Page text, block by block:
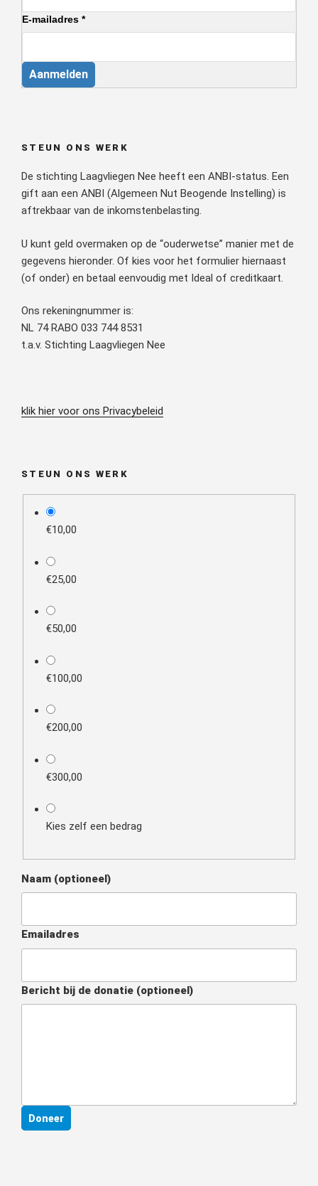
E-mailadres *
Aanmelden
STEUN ONS WERK
De stichting Laagvliegen Nee heeft een ANBI-status. Een
gift aan een ANBI (Algemeen Nut Beogende Instelling) is
aftrekbaar van de inkomstenbelasting.
U kunt geld overmaken op de “ouderwetse” manier met de
gegevens hieronder. Of kies voor het formulier hiernaast
(of onder) en betaal eenvoudig met Ideal of creditkaart.
Ons rekeningnummer is:
NL 74 RABO 033 744 8531
t.a.v. Stichting Laagvliegen Nee
klik hier voor ons Privacybeleid
STEUN ONS WERK
plan_select
€10,00
€25,00
€50,00
€100,00
€200,00
€300,00
Kies zelf een bedrag
Naam (optioneel)
Emailadres
Bericht bij de donatie (optioneel)
Doneer